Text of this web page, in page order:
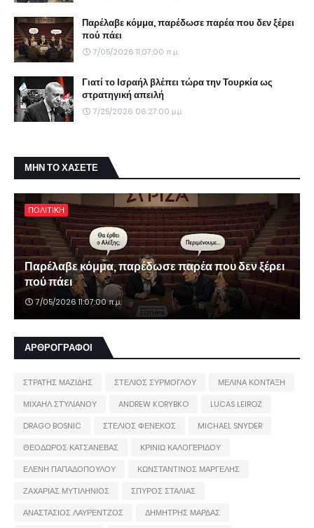
Παρέλαβε κόμμα, παρέδωσε παρέα που δεν ξέρει
πού πάει
7/05/2026 11:07:00 π.μ.
Γιατί το Ισραήλ βλέπει τώρα την Τουρκία ως
στρατηγική απειλή
7/25/2026 06:27:00 μ.μ.
ΜΗΝ ΤΟ ΧΑΣΕΤΕ
ΠΟΛΙΤΙΚΗ
Παρέλαβε κόμμα, παρέδωσε παρέα που δεν ξέρει
πού πάει
7/05/2026 11:07:00 π.μ.
ΑΡΘΡΟΓΡΑΦΟΙ
ΣΤΡΑΤΗΣ ΜΑΖΙΔΗΣ ΣΤΕΛΙΟΣ ΣΥΡΜΟΓΛΟΥ
ΜΕΛΙΝΑ ΚΟΝΤΑΞΗ
ΜΙΧΑΗΛ ΣΤΥΛΙΑΝΟΥ
ANDREW KORYBKO
LUCAS LEIROZ
DRAGO BOSNIC
ΣΤΕΛΙΟΣ ΦΕΝΕΚΟΣ
MICHAEL SNYDER
ΘΕΟΔΩΡΟΣ ΚΑΤΣΑΝΕΒΑΣ
ΚΡΙΝΙΩ ΚΑΛΟΓΕΡΙΔΟΥ
ΕΛΕΝΗ ΠΑΠΑΔΟΠΟΥΛΟΥ
ΚΩΝΣΤΑΝΤΙΝΟΣ ΜΑΡΓΕΛΗΣ
ΖΑΧΑΡΙΑΣ ΜΥΤΙΛΗΝΙΟΣ
ΣΠΥΡΟΣ ΣΤΑΛΙΑΣ
ΑΝΑΣΤΑΣΙΟΣ ΛΑΥΡΕΝΤΖΟΣ
ΔΗΜΗΤΡΗΣ ΜΑΡΔΑΣ